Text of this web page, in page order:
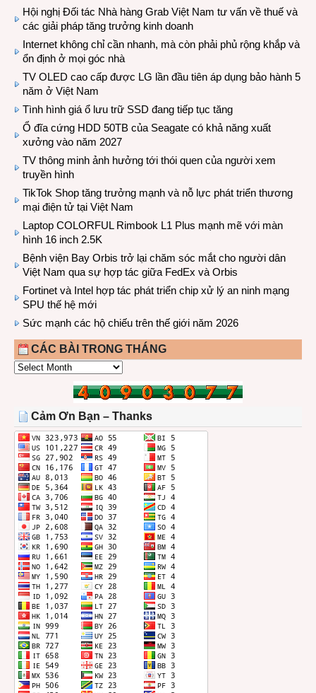
Hội nghị Đối tác Nhà hàng Grab Việt Nam tư vấn về thuế và
các giải pháp tăng trưởng kinh doanh
Internet không chỉ cần nhanh, mà còn phải phủ rộng khắp và
ổn định ở mọi góc nhà
TV OLED cao cấp được LG lần đầu tiên áp dụng bảo hành 5
năm ở Việt Nam
Tình hình giá ổ lưu trữ SSD đang tiếp tục tăng
Ổ đĩa cứng HDD 50TB của Seagate có khả năng xuất
xưởng vào năm 2027
TV thông minh ảnh hưởng tới thói quen của người xem
truyền hình
TikTok Shop tăng trưởng mạnh và nỗ lực phát triển thương
mại điện tử tại Việt Nam
Laptop COLORFUL Rimbook L1 Plus mạnh mẽ với màn
hình 16 inch 2.5K
Bệnh viện Bay Orbis trở lại chăm sóc mắt cho người dân
Việt Nam qua sự hợp tác giữa FedEx và Orbis
Fortinet và Intel hợp tác phát triển chip xử lý an ninh mạng
SPU thế hệ mới
Sức mạnh các hộ chiếu trên thế giới năm 2026
CÁC BÀI TRONG THÁNG
CÁC
THÁNG
Cảm Ơn Bạn – Thanks